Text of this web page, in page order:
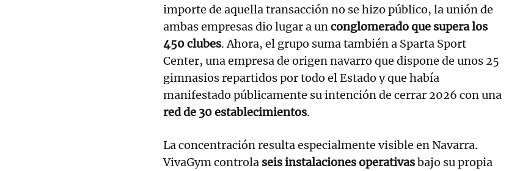
importe de aquella transacción no se hizo público, la unión de
ambas empresas dio lugar a unconglomerado que supera los
450 clubes. Ahora, el grupo suma también a Sparta Sport
Center, una empresa de origen navarro que dispone de unos 25
gimnasios repartidos por todo el Estado y que había
manifestado públicamente su intención de cerrar 2026 con una
red de 30 establecimientos.
La concentración resulta especialmente visible en Navarra.
VivaGym controla seis instalaciones operativasbajo su propia